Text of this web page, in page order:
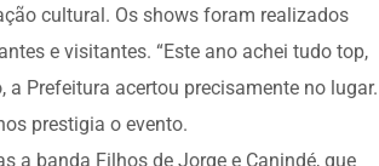
cultural. Os shows foram realizados
e visitantes. “Este ano achei tudo top,
Prefeitura acertou precisamente no lugar.
prestigia o evento.
a banda Filhos de Jorge e Canindé, que